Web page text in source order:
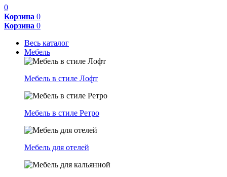
0
Корзина 0
Корзина 0
Весь каталог
Мебель
Мебель в стиле Лофт
Мебель в стиле Ретро
Мебель для отелей